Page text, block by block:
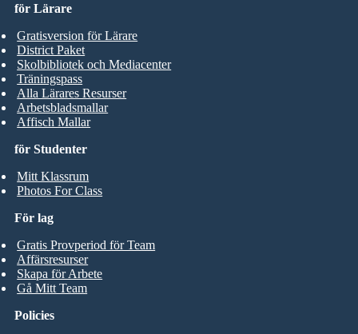
för Studenter
Mitt Klassrum
Photos For Class
för Lärare
Gratisversion för Lärare
District Paket
Skolbibliotek och Mediacenter
Träningspass
Alla Lärares Resurser
Arbetsbladsmallar
Affisch Mallar
För lag
Gratis Provperiod för Team
Affärsresurser
Skapa för Arbete
Gå Mitt Team
Policies